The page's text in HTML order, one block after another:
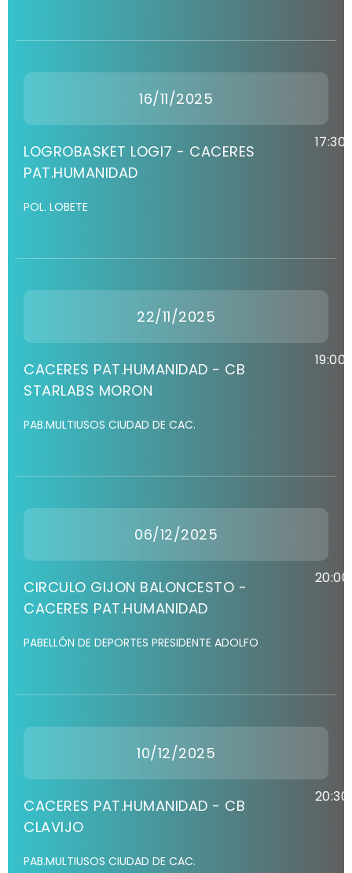
16/11/2025
LOGROBASKET LOGI7 - CACERES
PAT.HUMANIDAD
17:30
POL. LOBETE
22/11/2025
CACERES PAT.HUMANIDAD - CB
STARLABS MORON
19:00
PAB.MULTIUSOS CIUDAD DE CAC.
06/12/2025
CIRCULO GIJON BALONCESTO -
CACERES PAT.HUMANIDAD
20:00
PABELLÓN DE DEPORTES PRESIDENTE ADOLFO
10/12/2025
CACERES PAT.HUMANIDAD - CB
CLAVIJO
20:30
PAB.MULTIUSOS CIUDAD DE CAC.